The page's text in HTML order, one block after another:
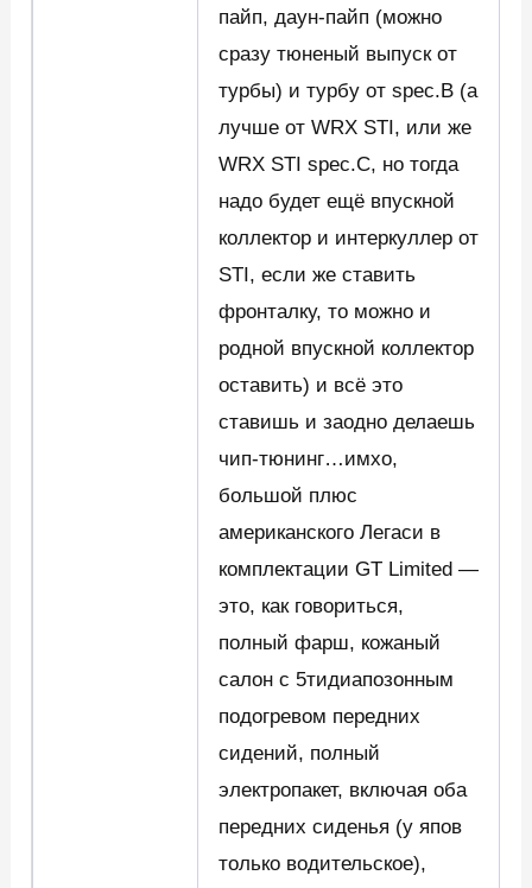
пайп, даун-пайп (можно
сразу тюненый выпуск от
турбы) и турбу от spec.B (а
лучше от WRX STI, или же
WRX STI spec.C, но тогда
надо будет ещё впускной
коллектор и интеркуллер от
STI, если же ставить
фронталку, то можно и
родной впускной коллектор
оставить) и всё это
ставишь и заодно делаешь
чип-тюнинг…имхо,
большой плюс
американского Легаси в
комплектации GT Limited —
это, как говориться,
полный фарш, кожаный
салон с 5тидиапозонным
подогревом передних
сидений, полный
электропакет, включая оба
передних сиденья (у япов
только водительское),